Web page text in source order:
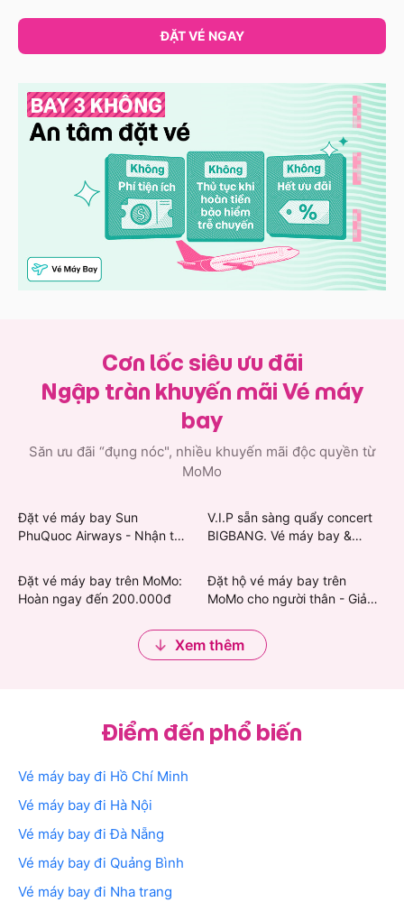
ĐẶT VÉ NGAY
Cơn lốc siêu ưu đãi
Ngập tràn khuyến mãi Vé máy
bay
Săn ưu đãi “đụng nóc", nhiều khuyến mãi độc quyền từ
MoMo
Đặt vé máy bay Sun
PhuQuoc Airways - Nhận thẻ
V.I.P sẵn sàng quẩy concert
BIGBANG. Vé máy bay &
Đặt vé máy bay trên MoMo:
Hoàn ngay đến 200.000đ
Đặt hộ vé máy bay trên
MoMo cho người thân - Giảm
Xem thêm
Điểm đến phổ biến
Vé máy bay đi Hồ Chí Minh
Vé máy bay đi Hà Nội
Vé máy bay đi Đà Nẵng
Vé máy bay đi Quảng Bình
Vé máy bay đi Nha trang